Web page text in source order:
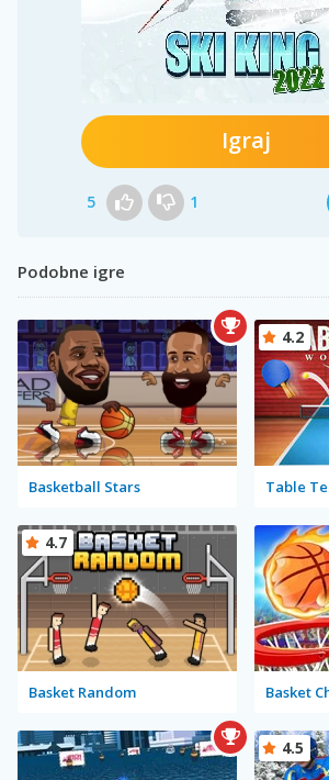
Igraj
5 1
Podobne igre
Basketball Stars Table
4.2
Basket Random
4.7
Basket
4.5